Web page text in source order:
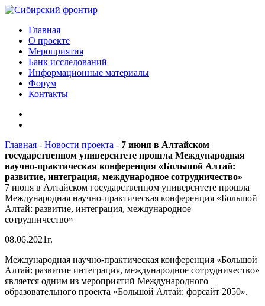
Главная
О проекте
Мероприятия
Банк исследований
Информационные материалы
Форум
Контакты
Главная - Новости проекта - 7 июня в Алтайском
государственном университете прошла Международная
научно-практическая конференция «Большой Алтай:
развитие, интеграция, международное сотрудничество»
7 июня в Алтайском государственном университете прошла
Международная научно-практическая конференция «Большой
Алтай: развитие, интеграция, международное
сотрудничество»
08.06.2021г.
Международная научно-практическая конференция «Большой
Алтай: развитие интеграция, международное сотрудничество»
является одним из мероприятий Международного
образовательного проекта «Большой Алтай: форсайт 2050».